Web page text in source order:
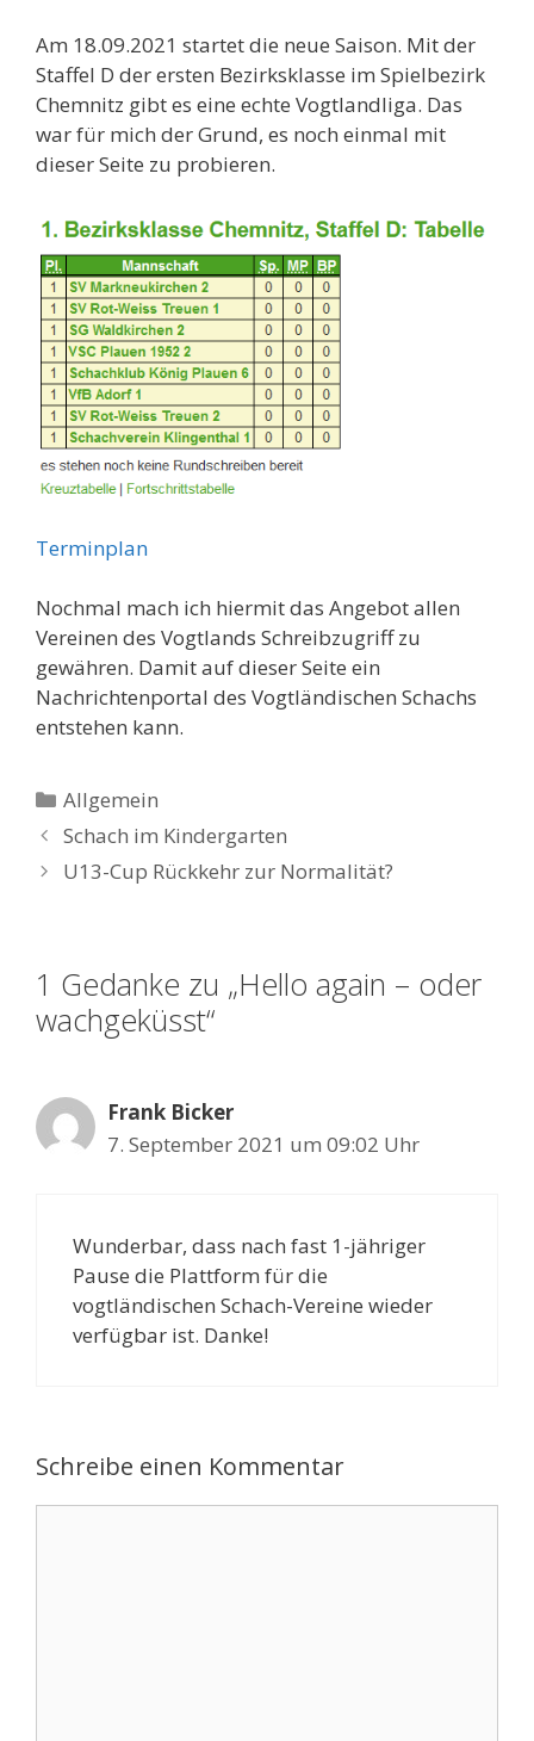
Am 18.09.2021 startet die neue Saison. Mit der
Staffel D der ersten Bezirksklasse im Spielbezirk
Chemnitz gibt es eine echte Vogtlandliga. Das
war für mich der Grund, es noch einmal mit
dieser Seite zu probieren.
Terminplan
Nochmal mach ich hiermit das Angebot allen
Vereinen des Vogtlands Schreibzugriff zu
gewähren. Damit auf dieser Seite ein
Nachrichtenportal des Vogtländischen Schachs
entstehen kann.
Kategorien
Allgemein
Schach im Kindergarten
U13-Cup Rückkehr zur Normalität?
1 Gedanke zu „Hello again – oder
wachgeküsst“
Frank Bicker
7. September 2021 um 09:02 Uhr
Wunderbar, dass nach fast 1-jähriger
Pause die Plattform für die
vogtländischen Schach-Vereine wieder
verfügbar ist. Danke!
Schreibe einen Kommentar